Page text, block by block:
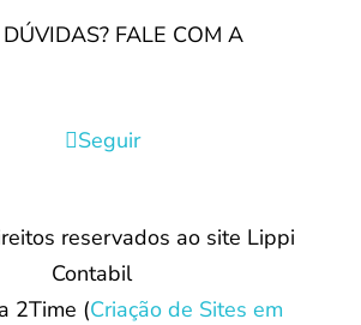
FALE COM A
Seguir
reservados ao site Lippi
Contabil
2Time (Criação de Sites em